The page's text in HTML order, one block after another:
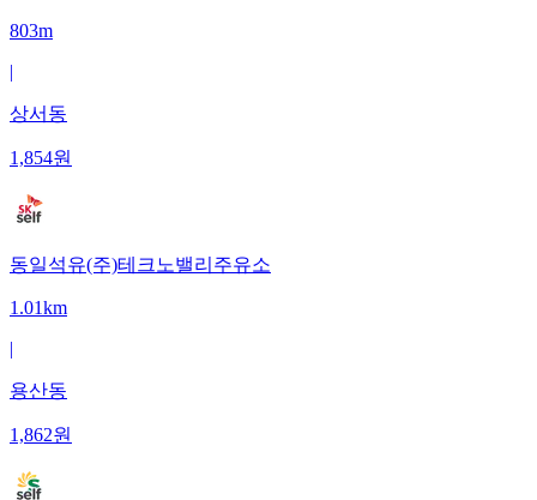
803m
|
상서동
1,854원
동일석유(주)테크노밸리주유소
1.01km
|
용산동
1,862원